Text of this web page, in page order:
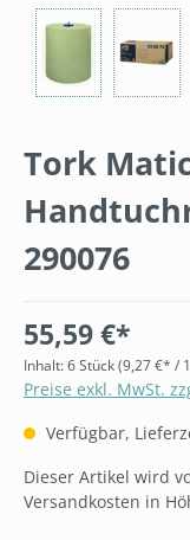
Tork
290076
55,59 €*
Inhalt:6 Stück(9,27 €* /
Preise exkl. MwSt.
Verfügbar,
Dieser Artikel wird
Versandkosten in